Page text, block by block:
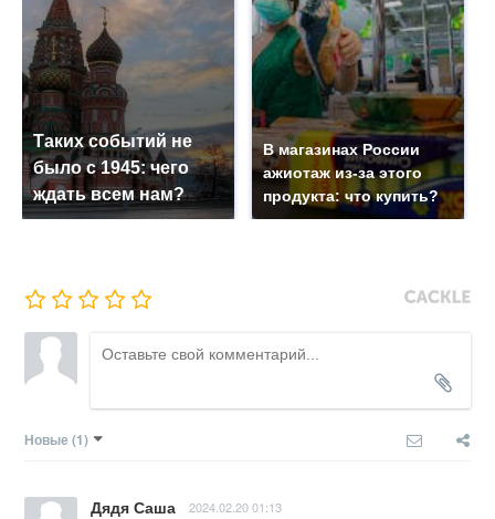
Таких событий не
было с 1945: чего
ждать всем нам?
В магазинах России
ажиотаж из-за этого
продукта: что купить?
Новые (1)
Дядя Саша 2024.02.20 01:13